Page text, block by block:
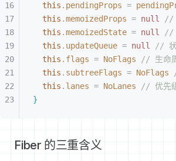
this . pendingProps =
this .memoizedProps = null
//
this .memoizedState = null
//
this . updateQueue = null
// 状
this . flags = NoFlags // 生命
this . subtreeFlags = NoFlags
this . lanes = NoLanes // 优先
}
Fiber 的三重含义